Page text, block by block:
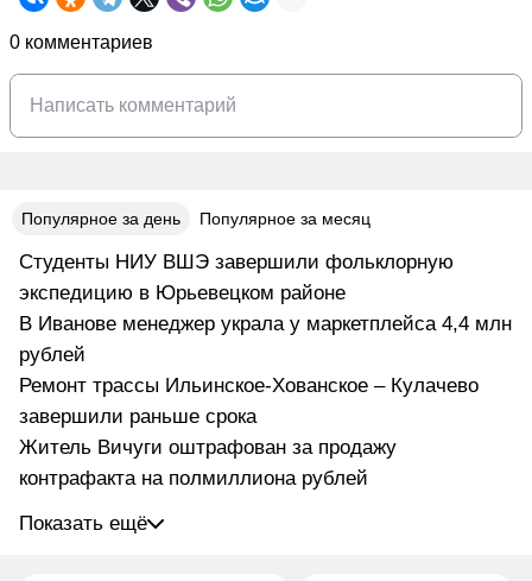
0 комментариев
Популярное за день Популярное за месяц
Студенты НИУ ВШЭ завершили фольклорную
экспедицию в Юрьевецком районе
В Иванове менеджер украла у маркетплейса 4,4 млн
рублей
Ремонт трассы Ильинское-Хованское – Кулачево
завершили раньше срока
Житель Вичуги оштрафован за продажу
контрафакта на полмиллиона рублей
Показать ещё